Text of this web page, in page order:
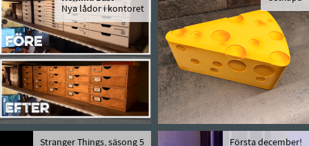
Nya lådor i kontoret
Stranger Things, säsong 5 Första december!